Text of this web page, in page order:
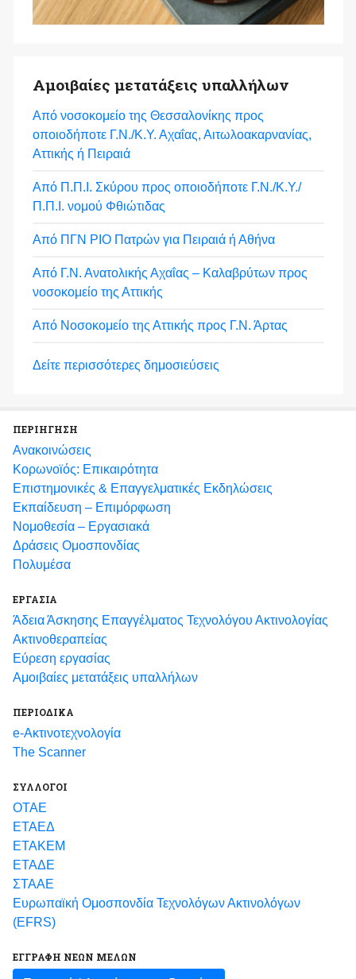
Αμοιβαίες μετατάξεις υπαλλήλων
Από νοσοκομείο της Θεσσαλονίκης προς
οποιοδήποτε Γ.Ν./Κ.Υ. Αχαΐας, Αιτωλοακαρνανίας,
Αττικής ή Πειραιά
Από Π.Π.Ι. Σκύρου προς οποιοδήποτε Γ.Ν./Κ.Υ./
Π.Π.Ι. νομού Φθιώτιδας
Από ΠΓΝ ΡΙΟ Πατρών για Πειραιά ή Αθήνα
Από Γ.Ν. Ανατολικής Αχαΐας – Καλαβρύτων προς
νοσοκομείο της Αττικής
Από Νοσοκομείο της Αττικής προς Γ.Ν. Άρτας
Δείτε περισσότερες δημοσιεύσεις
ΠΕΡΙΗΓΗΣΗ
Ανακοινώσεις
Κορωνοϊός: Επικαιρότητα
Eπιστημονικές & Επαγγελματικές Eκδηλώσεις
Εκπαίδευση – Επιμόρφωση
Νομοθεσία – Εργασιακά
Δράσεις Ομοσπονδίας
Πολυμέσα
ΕΡΓΑΣΙΑ
Άδεια Άσκησης Επαγγέλματος Τεχνολόγου Ακτινολογίας
Ακτινοθεραπείας
Εύρεση εργασίας
Αμοιβαίες μετατάξεις υπαλλήλων
ΠΕΡΙΟΔΙΚΑ
e-Ακτινοτεχνολογία
The Scanner
ΣΥΛΛΟΓΟΙ
ΟΤΑΕ
ΕΤΑΕΔ
ΕΤΑΚΕΜ
ΕΤΑΔΕ
ΣΤΑΑΕ
Ευρωπαϊκή Ομοσπονδία Τεχνολόγων Ακτινολόγων
(EFRS)
ΕΓΓΡΑΦΗ ΝΕΩΝ ΜΕΛΩΝ